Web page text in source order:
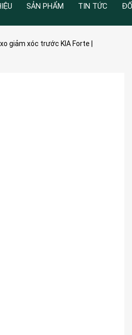
SẢN PHẨM TIN TỨC
giảm xóc trước KIA Forte |